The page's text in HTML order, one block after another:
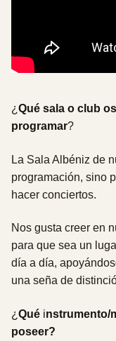
¿Qué sala o club
programar?
La Sala Albéniz de
programación, sino
hacer conciertos.
Nos gusta creer en
para que sea un
día a día,
una seña de
¿ Qué instrumento/
poseer?